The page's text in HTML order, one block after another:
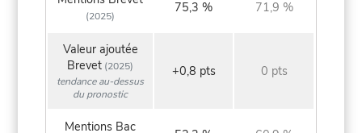
(2025)
75,3 % 71,9 %
Valeur ajoutée
Brevet (2025)
tendance au-dessus
du pronostic
+0,8 pts 0 pts
Mentions Bac